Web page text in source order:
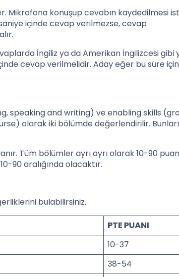
Mikrofona konuşup cevabın kaydedilmesi
içinde cevap verilmezse, cevap
İngiliz ya da Amerikan İngilizcesi gibi
cevap verilmelidir. Aday eğer bu süre
speaking and writing) ve enabling skills
olarak iki bölümde değerlendirilir.
Tüm bölümler ayrı ayrı olarak 10-90
90 aralığında olacaktır.
bulabilirsiniz.
PTE PUANI
10-37
38-54